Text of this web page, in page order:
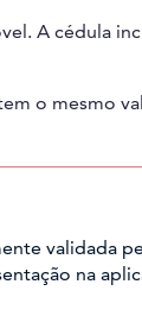
A cédula
o mesmo
validada
na